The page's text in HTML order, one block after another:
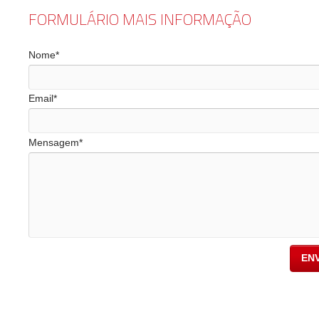
FORMULÁRIO MAIS INFORMAÇÃO
Nome*
Email*
Mensagem*